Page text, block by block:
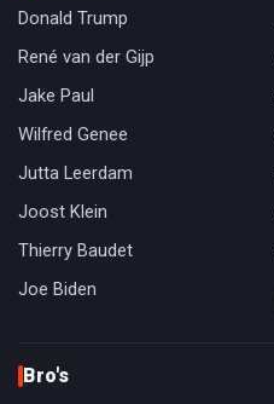
Donald Trump
René van der Gijp
Jake Paul
Wilfred Genee
Jutta Leerdam
Joost Klein
Thierry Baudet
Joe Biden
Bro's